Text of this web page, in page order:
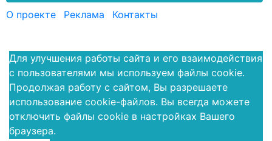
О проекте
Реклама Контакты
Для улучшения работы сайта и его взаимодействия
с пользователями мы используем файлы cookie.
Продолжая работу с сайтом, Вы разрешаете
использование cookie-файлов. Вы всегда можете
отключить файлы cookie в настройках Вашего
браузера.